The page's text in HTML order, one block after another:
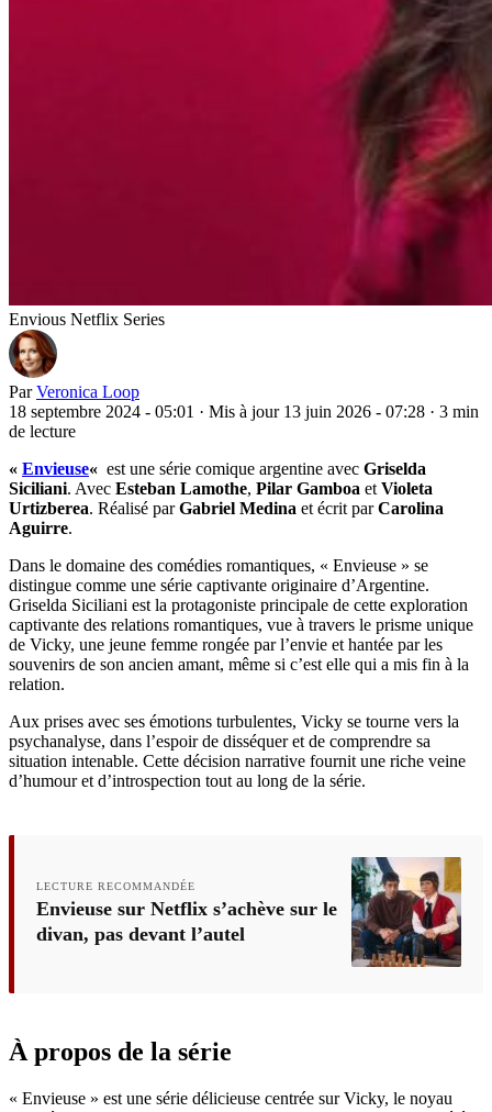
Envious Netflix Series
Par Veronica Loop
18 septembre 2024 - 05:01 · Mis à jour 13 juin 2026 - 07:28 · 3 min
de lecture
« Envieuse« est une série comique argentine avec Griselda
Siciliani. Avec Esteban Lamothe, Pilar Gamboa et Violeta
Urtizberea. Réalisé parGabriel Medina et écrit parCarolina
Aguirre.
Dans le domaine des comédies romantiques, « Envieuse » se
distingue comme une série captivante originaire d’Argentine.
Griselda Siciliani est la protagoniste principale de cette exploration
captivante des relations romantiques, vue à travers le prisme unique
de Vicky, une jeune femme rongée par l’envie et hantée par les
souvenirs de son ancien amant, même si c’est elle qui a mis fin à la
relation.
Aux prises avec ses émotions turbulentes, Vicky se tourne vers la
psychanalyse, dans l’espoir de disséquer et de comprendre sa
situation intenable. Cette décision narrative fournit une riche veine
d’humour et d’introspection tout au long de la série.
LECTURE RECOMMANDÉE
Envieuse sur Netflix s’achève sur le
divan, pas devant l’autel
À propos de la série
« Envieuse » est une série délicieuse centrée sur Vicky, le noyau